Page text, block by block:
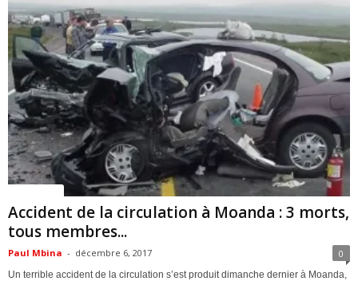
Accident de la circulation à Moanda : 3 morts,
tous membres...
Paul Mbina - décembre 6, 2017 0
Un terrible accident de la circulation s’est produit dimanche dernier à Moanda,